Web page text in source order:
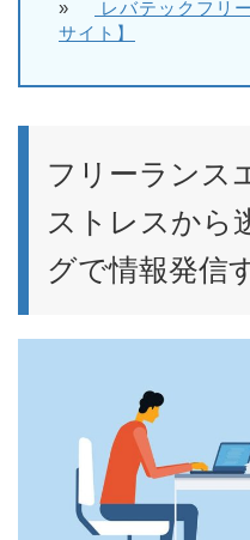
»
レバテックフリ
サイト】
フリーランス
ストレスから
グで情報発信